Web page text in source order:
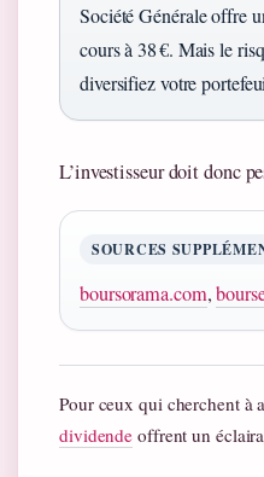
Société Générale offre
cours à 38 €. Mais le
diversifiez votre
L’investisseur doit donc
SOURCES
boursorama.com,
Pour ceux qui cherchent à
dividende offrent un